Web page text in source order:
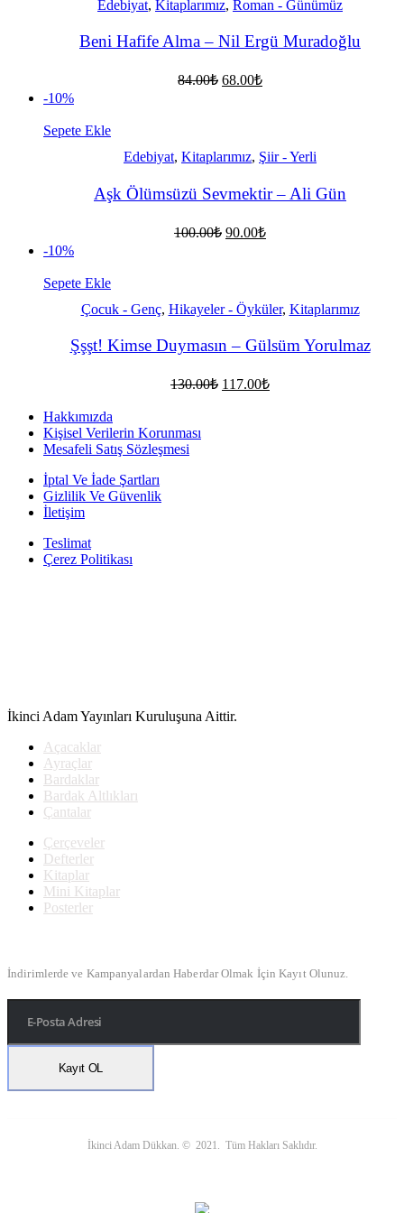
Edebiyat, Kitaplarımız, Roman - Günümüz
Beni Hafife Alma – Nil Ergü Muradoğlu
84.00₺ Orijinal
68.00₺Şu
-10%
Sepete Ekle
Edebiyat, Kitaplarımız, Şiir - Yerli
Aşk Ölümsüzü Sevmektir – Ali Gün
100.00₺ Orijinal
90.00₺Şu
-10%
Sepete Ekle
Çocuk - Genç, Hikayeler - Öyküler, Kitaplarımız
Şşşt! Kimse Duymasın – Gülsüm Yorulmaz
130.00₺ Orijinal
117.00₺Şu
Hakkımızda
Kişisel Verilerin Korunması
Mesafeli Satış Sözleşmesi
İptal Ve İade Şartları
Gizlilik Ve Güvenlik
İletişim
Teslimat
Çerez Politikası
İkinci Adam Yayınları Kuruluşuna Aittir.
Açacaklar
Ayraçlar
Bardaklar
Bardak Altlıkları
Çantalar
Çerçeveler
Defterler
Kitaplar
Mini Kitaplar
Posterler
İndirimlerde ve Kampanyalardan Haberdar Olmak İçin Kayıt Olunuz.
İkinci Adam Dükkan. © 2021. Tüm Hakları Saklıdır.